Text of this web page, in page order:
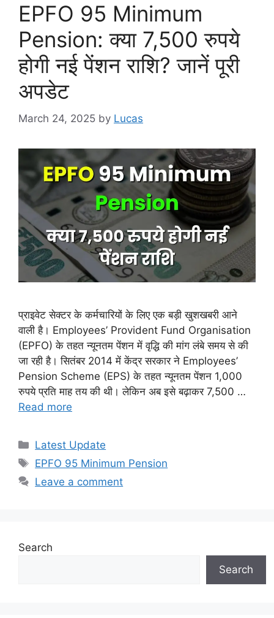
EPFO 95 Minimum
Pension: क्या 7,500 रुपये
होगी नई पेंशन राशि? जानें पूरी
अपडेट
March 24, 2025 by Lucas
प्राइवेट सेक्टर के कर्मचारियों के लिए एक बड़ी खुशखबरी आने
वाली है। Employees’ Provident Fund Organisation
(EPFO) के तहत न्यूनतम पेंशन में वृद्धि की मांग लंबे समय से की
जा रही है। सितंबर 2014 में केंद्र सरकार ने Employees’
Pension Scheme (EPS) के तहत न्यूनतम पेंशन 1,000
रुपये प्रति माह तय की थी। लेकिन अब इसे बढ़ाकर 7,500 …
Read more
Categories
Latest Update
Tags
EPFO 95 Minimum Pension
Leave a comment
Search
Search